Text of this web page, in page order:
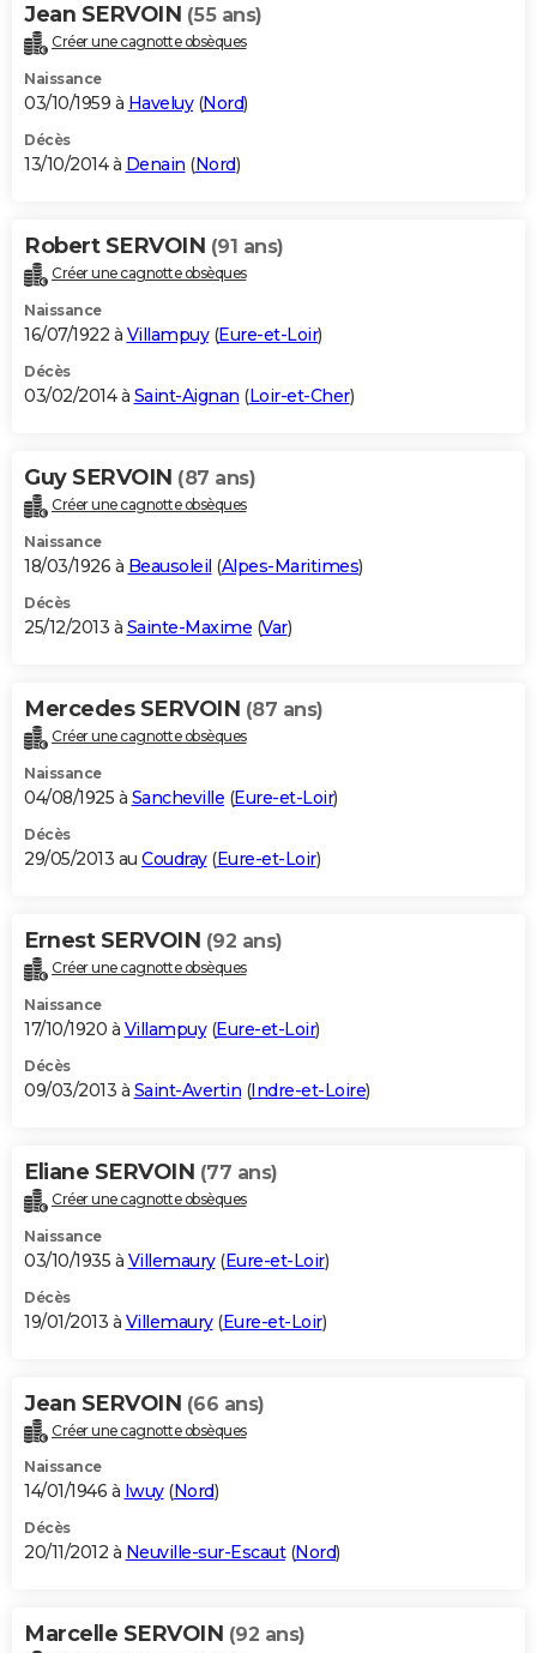
Jean SERVOIN (55 ans)
Créer une cagnotte obsèques
Naissance
03/10/1959 à Haveluy(Nord)
Décès
13/10/2014 à Denain (Nord)
Robert SERVOIN (91 ans)
Créer une cagnotte obsèques
Naissance
16/07/1922 à Villampuy(Eure-et-Loir)
Décès
03/02/2014 à Saint-Aignan (Loir-et-Cher)
Guy SERVOIN (87 ans)
Créer une cagnotte obsèques
Naissance
18/03/1926 à Beausoleil (Alpes-Maritimes)
Décès
25/12/2013 à Sainte-Maxime (Var)
Mercedes SERVOIN (87 ans)
Créer une cagnotte obsèques
Naissance
04/08/1925 à Sancheville (Eure-et-Loir)
Décès
29/05/2013 au Coudray(Eure-et-Loir)
Ernest SERVOIN (92 ans)
Créer une cagnotte obsèques
Naissance
17/10/1920 à Villampuy(Eure-et-Loir)
Décès
09/03/2013 à Saint-Avertin (Indre-et-Loire)
Eliane SERVOIN (77 ans)
Créer une cagnotte obsèques
Naissance
03/10/1935 à Villemaury(Eure-et-Loir)
Décès
19/01/2013 à Villemaury(Eure-et-Loir)
Jean SERVOIN (66 ans)
Créer une cagnotte obsèques
Naissance
14/01/1946 à Iwuy(Nord)
Décès
20/11/2012 à Neuville-sur-Escaut(Nord)
Marcelle SERVOIN (92 ans)